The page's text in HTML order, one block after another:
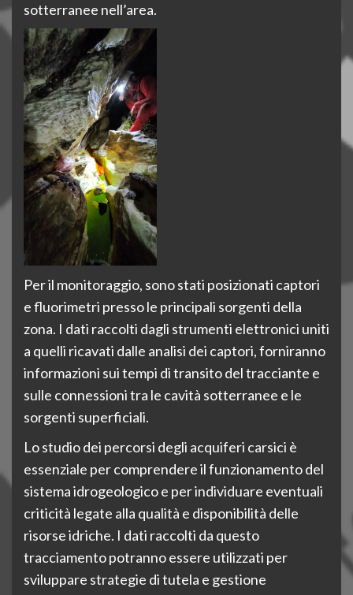
sotterranee nell’area.
Per il monitoraggio, sono stati posizionati captori
e fluorimetri presso le principali sorgenti della
zona. I dati raccolti dagli strumenti elettronici uniti
a quelli ricavati dalle analisi dei captori, forniranno
informazioni sui tempi di transito del tracciante e
sulle connessioni tra le cavità sotterranee e le
sorgenti superficiali.
Lo studio dei percorsi degli acquiferi carsici è
essenziale per comprendere il funzionamento del
sistema idrogeologico e per individuare eventuali
criticità legate alla qualità e disponibilità delle
risorse idriche. I dati raccolti da questo
tracciamento potranno essere utilizzati per
sviluppare strategie di tutela e gestione